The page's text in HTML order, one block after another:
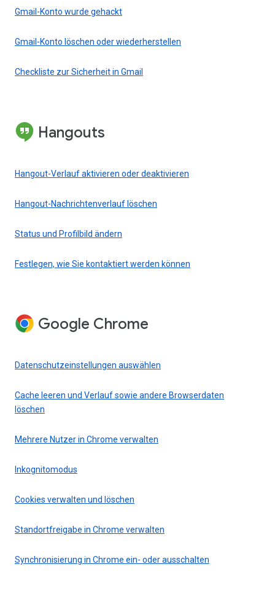
Gmail-Konto wurde gehackt
Gmail-Konto löschen oder wiederherstellen
Checkliste zur Sicherheit in Gmail
Hangouts
Hangout-Verlauf aktivieren oder deaktivieren
Hangout-Nachrichtenverlauf löschen
Status und Profilbild ändern
Festlegen, wie Sie kontaktiert werden können
Google Chrome
Datenschutzeinstellungen auswählen
Cache leeren und Verlauf sowie andere Browserdaten
löschen
Mehrere Nutzer in Chrome verwalten
Inkognitomodus
Cookies verwalten und löschen
Standortfreigabe in Chrome verwalten
Synchronisierung in Chrome ein- oder ausschalten